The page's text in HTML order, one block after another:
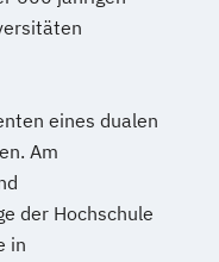
eines dualen
Am
der Hochschule
in